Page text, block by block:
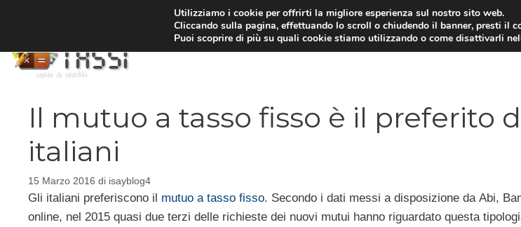
MUTUI PRIMA
Il mutuo a tasso fisso è il preferito
italiani
15 Marzo 2016 di isayblog4
Gli italiani preferiscono il mutuo a tasso fisso. Secondo i dati messi a disposizione da Abi,
online, nel 2015 quasi due terzi delle richieste dei nuovi mutui hanno riguardato questa
Utilizziamo i cookie per offrirti la migliore esperienza sul nostro sito web.
Cliccando sulla pagina, effettuando lo scroll o chiudendo il banner, presti il
Puoi scoprire di più su quali cookie stiamo utilizzando o come disattivarli